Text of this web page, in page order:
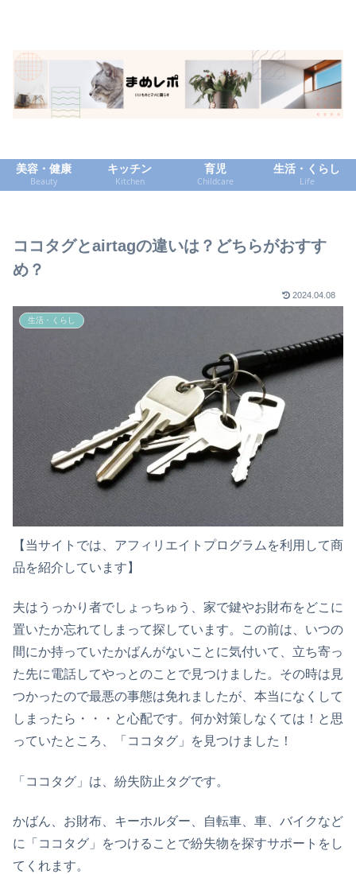
美容・健康
Beauty
キッチン
Kitchen
育児
Childcare
生活・くらし
Life
ココタグとairtagの違いは？どちらがおすす
め？
2024.04.08
生活・くらし
【当サイトでは、アフィリエイトプログラムを利用して商
品を紹介しています】
夫はうっかり者でしょっちゅう、家で鍵やお財布をどこに
置いたか忘れてしまって探しています。この前は、いつの
間にか持っていたかばんがないことに気付いて、立ち寄っ
た先に電話してやっとのことで見つけました。その時は見
つかったので最悪の事態は免れましたが、本当になくして
しまったら・・・と心配です。何か対策しなくては！と思
っていたところ、「 ココタグ 」を見つけました！
「 ココタグ 」は、紛失防止タグです。
かばん、お財布、キーホルダー、自転車、車、バイクなど
に「ココタグ」をつけることで紛失物を探すサポートをし
てくれます。